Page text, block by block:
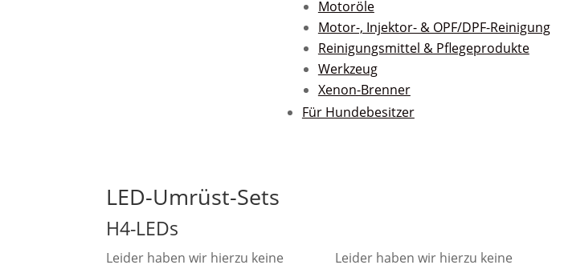
Motoröle
Motor-, Injektor- & OPF/DPF-Reinigung
Reinigungsmittel & Pflegeprodukte
Werkzeug
Xenon-Brenner
Für Hundebesitzer
LED-Umrüst-Sets
H4-LEDs
Leider haben wir hierzu keine
Leider haben wir hierzu keine